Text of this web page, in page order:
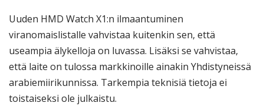
Uuden HMD Watch X1:n ilmaantuminen
viranomaislistalle vahvistaa kuitenkin sen, että
useampia älykelloja on luvassa. Lisäksi se vahvistaa,
että laite on tulossa markkinoille ainakin Yhdistyneissä
arabiemiirikunnissa. Tarkempia teknisiä tietoja ei
toistaiseksi ole julkaistu.